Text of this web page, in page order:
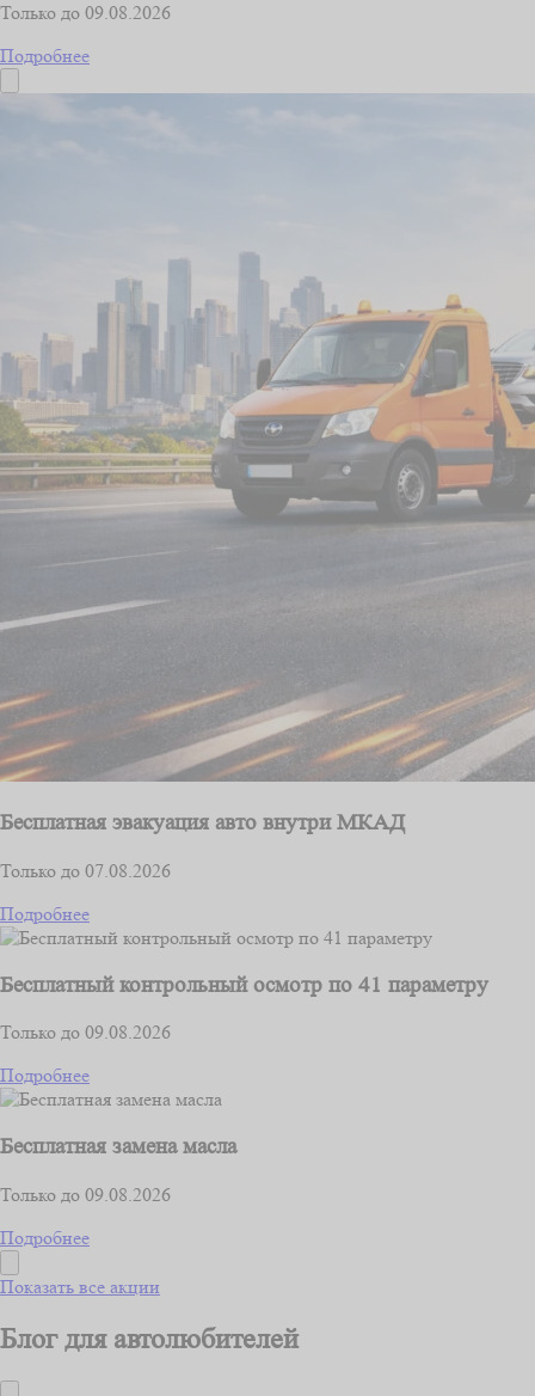
Только до 09.08.2026
Подробнее
Бесплатная эвакуация авто внутри МКАД
Только до 07.08.2026
Подробнее
Бесплатный контрольный осмотр по 41 параметру
Только до 09.08.2026
Подробнее
Бесплатная замена масла
Только до 09.08.2026
Подробнее
Показать все акции
Блог для автолюбителей